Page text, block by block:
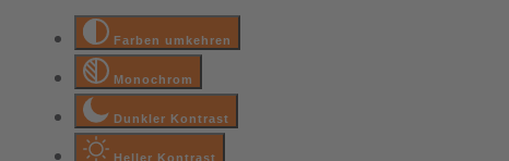
Farben umkehren
Monochrom
Dunkler Kontrast
Heller Kontrast